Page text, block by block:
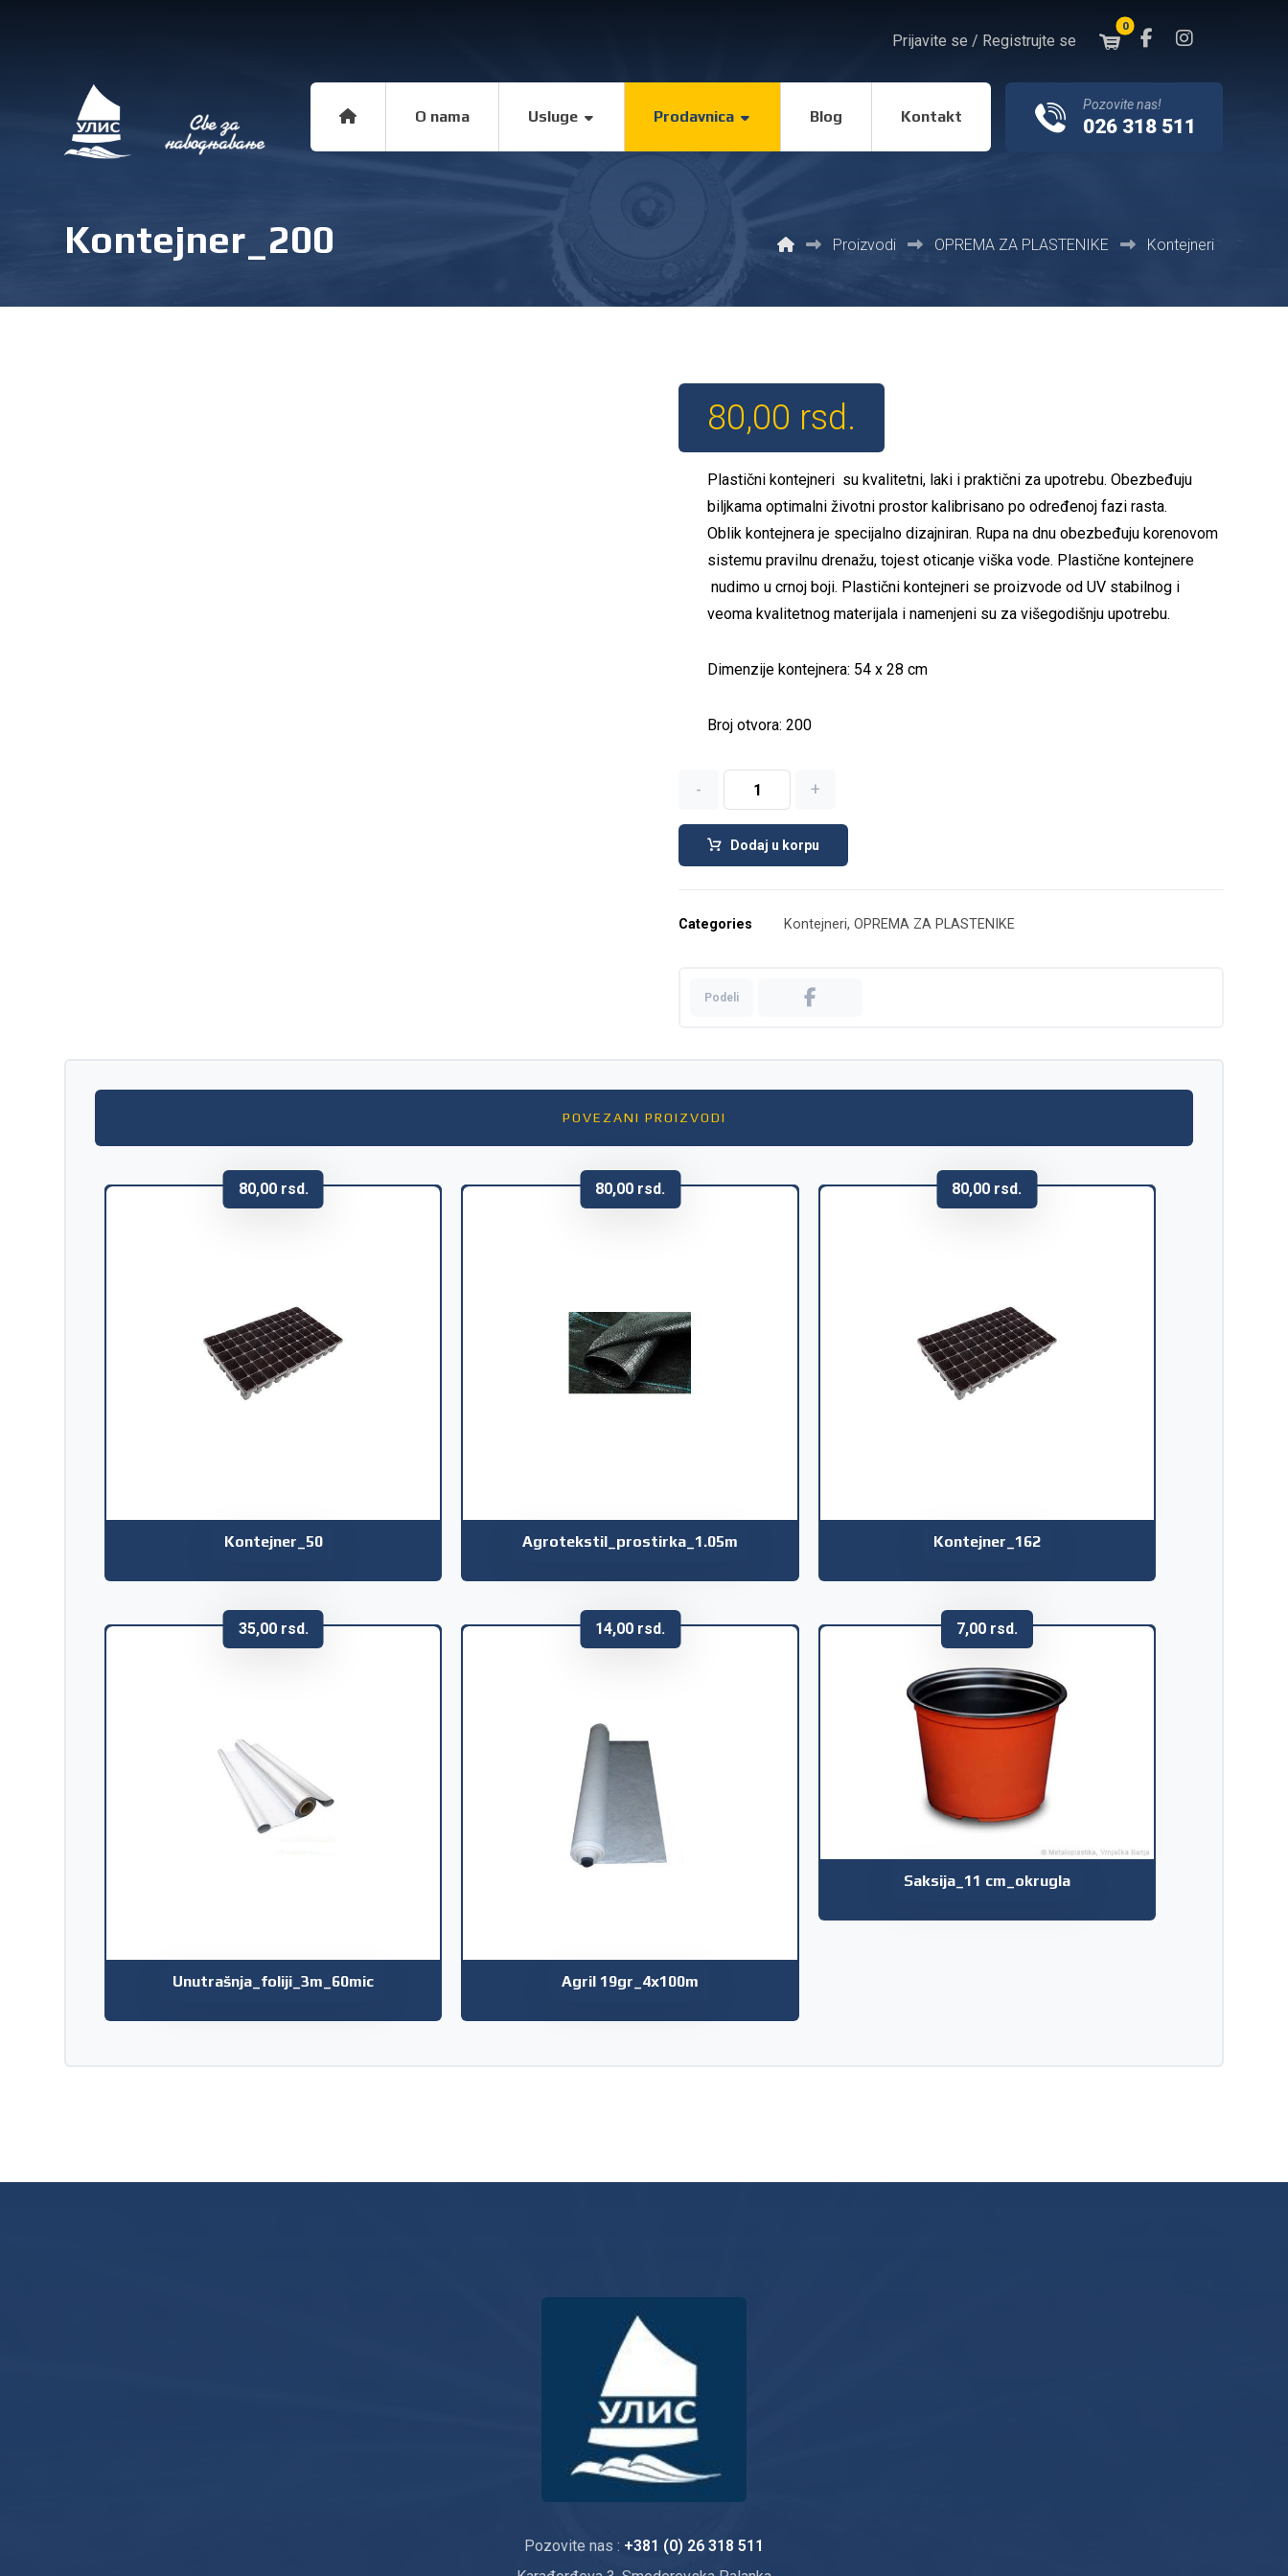
Prijavite se / Registrujte se
Pozovite nas!
026 318 511
O nama Usluge Prodavnica Blog Kontakt
Kontejner_200 Proizvodi ОPREMA ZA PLASTENIKE Kontejneri
80,00 rsd.
Plastični kontejneri su kvalitetni, laki i praktični za upotrebu. Obezbeđuju
biljkama optimalni životni prostor kalibrisano po određenoj fazi rasta.
Oblik kontejnera je specijalno dizajniran. Rupa na dnu obezbeđuju korenovom
sistemu pravilnu drenažu, tojest oticanje viška vode. Plastične kontejnere
nudimo u crnoj boji. Plastični kontejneri se proizvode od UV stabilnog i
veoma kvalitetnog materijala i namenjeni su za višegodišnju upotrebu.
Dimenzije kontejnera: 54 x 28 cm
Broj otvora: 200
- +
Dodaj u korpu
Categories Kontejneri,ОPREMA ZA PLASTENIKE
POVEZANI PROIZVODI
Kontejner_50
80,00 rsd.
Agrotekstil_prostirka_1.05m
80,00 rsd.
Kontejner_162
80,00 rsd.
Unutrašnja_foliji_3m_60mic
35,00 rsd.
Agril 19gr_4x100m
14,00 rsd.
Saksija_11 cm_okrugla
7,00 rsd.
Pozovite nas : +381 (0) 26 318 511